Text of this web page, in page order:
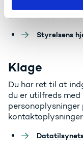
Du kan læse mere
Styrelsens
Klage
Du har ret til at
du er utilfreds